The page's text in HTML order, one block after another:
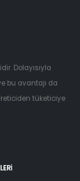
Dolayısıyla
bu avantajı da
tüketiciye